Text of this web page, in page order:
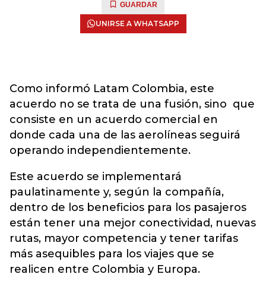
GUARDAR
UNIRSE A WHATSAPP
Como informó Latam Colombia, este
acuerdo no se trata de una fusión, sino que
consiste en un acuerdo comercial en
donde cada una de las aerolíneas seguirá
operando independientemente.
Este acuerdo se implementará
paulatinamente y, según la compañía,
dentro de los beneficios para los pasajeros
están tener una mejor conectividad, nuevas
rutas, mayor competencia y tener tarifas
más asequibles para los viajes que se
realicen entre Colombia y Europa.